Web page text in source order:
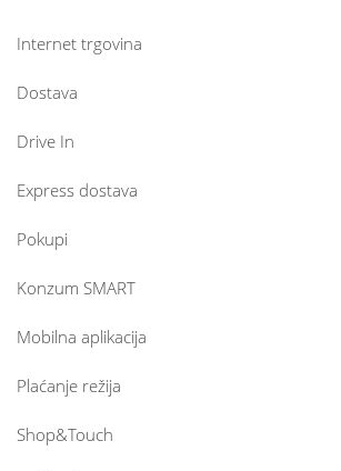
Internet trgovina
Dostava
Drive In
Express dostava
Pokupi
Konzum SMART
Mobilna aplikacija
Plaćanje režija
Shop&Touch